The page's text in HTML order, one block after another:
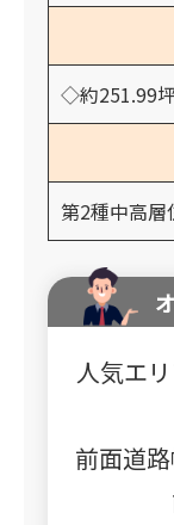
◇約251.99
第2種中高層
人気エ
前面道